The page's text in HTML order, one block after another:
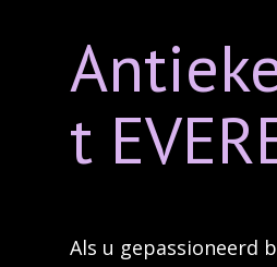
t
Als u gepassioneerd